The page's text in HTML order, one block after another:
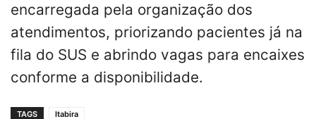
encarregada pela organização dos
atendimentos, priorizando pacientes já na
fila do SUS e abrindo vagas para encaixes
conforme a disponibilidade.
TAGS Itabira